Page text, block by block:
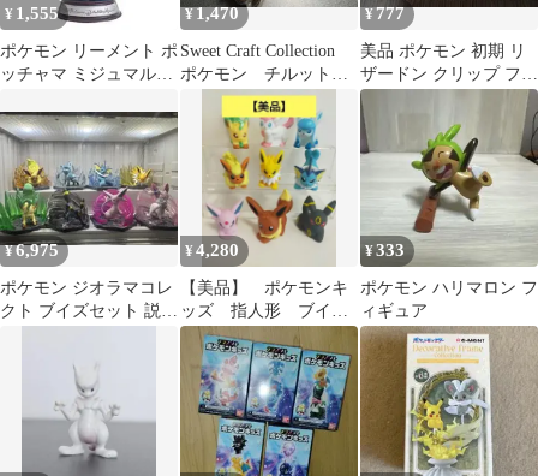
¥ 1,555
ポケモン リーメント ポ
ッチャマ ミジュマル
¥1,470
Sweet Craft Collection
ポケモン チルット&
ウールー
¥777
美品 ポケモン 初期 リ
ザードン クリップ フィ
ギュア レトロ
¥6,975
ポケモン ジオラマコレ
クト ブイズセット 説明
¥4,280
【美品】 ポケモンキ
ッズ 指人形 ブイ
ズ 9体セット まとめ
売り ブラッキーなど
¥333
ポケモン ハリマロン フ
ィギュア